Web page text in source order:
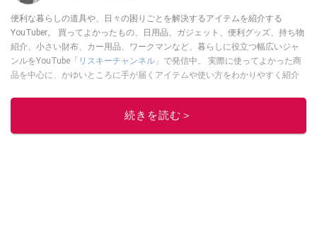
便利な暮らしの道具や、日々の困りごとを解決するアイテムを紹介する
YouTuber。 買ってよかったもの、日用品、ガジェット、便利グッズ、持ち物
紹介、小さい財布、カー用品、ワークマンなど、暮らしに役立つ幅広いジャ
ンルをYouTube「 リスキーチャンネル 」で発信中。 実際に使ってよかった商
品を中心に、かゆいところに手が届くアイテムや使い方をわかりやすく紹介
このイチオシストの他の記事を読む
続きを読む＞